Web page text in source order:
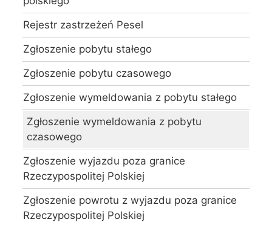
Rejestr zastrzeżeń Pesel
Zgłoszenie pobytu stałego
Zgłoszenie pobytu czasowego
Zgłoszenie wymeldowania z pobytu stałego
Zgłoszenie wymeldowania z pobytu
czasowego
Zgłoszenie wyjazdu poza granice
Rzeczypospolitej Polskiej
Zgłoszenie powrotu z wyjazdu poza granice
Rzeczypospolitej Polskiej